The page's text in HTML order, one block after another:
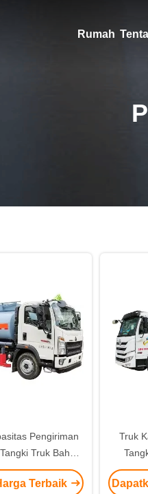
Rumah
Pengiriman
Truk Bahan
Tangki Truk
Mesin 4 6L
Terbaik
Truk